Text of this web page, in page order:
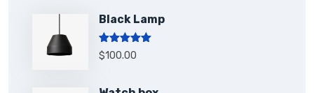
Black Lamp
Rated5.00
out of 5
$100.00